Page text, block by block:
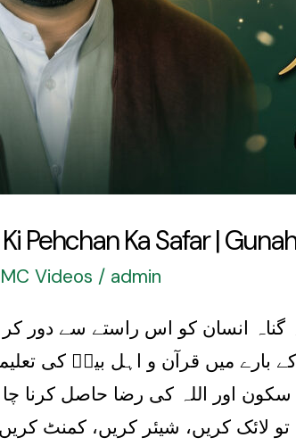
Pehchan Ka Safar |
Videos / admin
انسان کو اس راستے سے دور کر
بارے میں قرآن و اہل بیتؑ کی
اور اللہ کی رضا حاصل کرنا
لائک کریں، شیئر کریں، کمنٹ